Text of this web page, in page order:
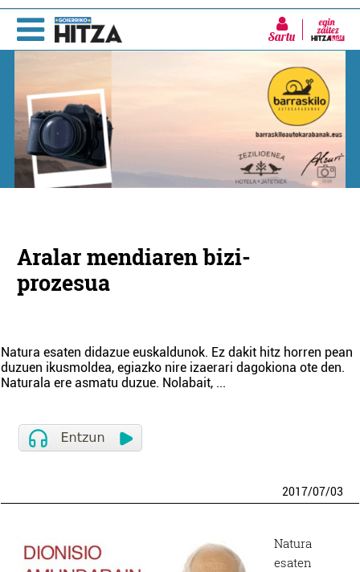
Sartu
Aralar mendiaren bizi-
prozesua
Natura esaten didazue euskaldunok. Ez dakit hitz horren pean
duzuen ikusmoldea, egiazko nire izaerari dagokiona ote den.
Naturala ere asmatu duzue. Nolabait, ...
2017/07/03
Natura
esaten